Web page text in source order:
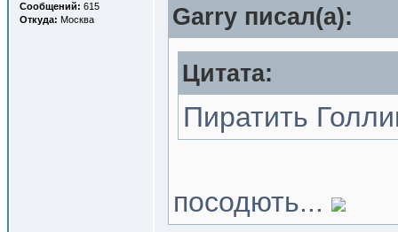
Сообщений: 615
Откуда: Москва Garry писал(a):
Цитата:
Пиратить
посодють...